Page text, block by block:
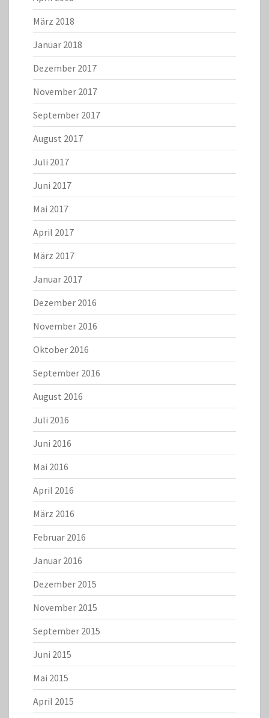
März 2018
Januar 2018
Dezember 2017
November 2017
September 2017
August 2017
Juli 2017
Juni 2017
Mai 2017
April 2017
März 2017
Januar 2017
Dezember 2016
November 2016
Oktober 2016
September 2016
August 2016
Juli 2016
Juni 2016
Mai 2016
April 2016
März 2016
Februar 2016
Januar 2016
Dezember 2015
November 2015
September 2015
Juni 2015
Mai 2015
April 2015